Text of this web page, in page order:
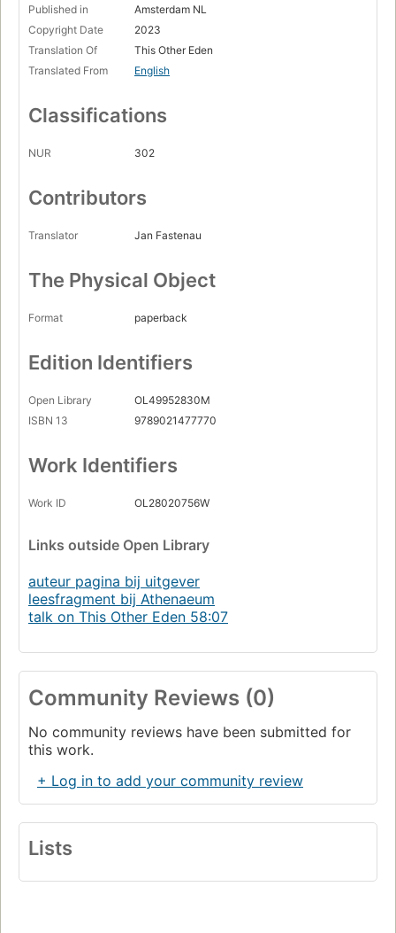
Published in
Amsterdam NL
Copyright Date
2023
Translation Of
This Other Eden
Translated From
English
Classifications
NUR 302
Contributors
Translator Jan Fastenau
The Physical Object
Format paperback
Edition Identifiers
Open Library
OL49952830M
ISBN 13
9789021477770
Work Identifiers
Work ID OL28020756W
Links outside Open Library
auteur pagina bij uitgever
leesfragment bij Athenaeum
talk on This Other Eden 58:07
Community Reviews (0)
No community reviews have been submitted for
this work.
+ Log in to add your community review
Lists